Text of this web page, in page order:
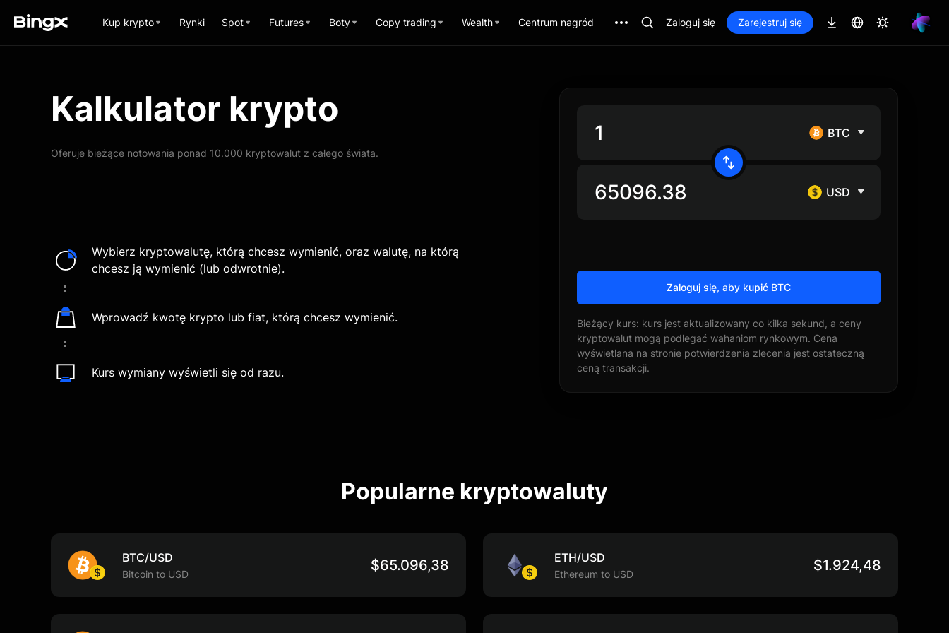
Kup krypto Rynki Spot Futures Boty Copy trading Wealth Centrum nagród Zaloguj się Zarejestruj się
Kalkulator krypto
Oferuje bieżące notowania ponad 10.000 kryptowalut z całego świata.
Wybierz kryptowalutę, którą chcesz wymienić, oraz walutę, na którą
chcesz ją wymienić (lub odwrotnie).
Wprowadź kwotę krypto lub fiat, którą chcesz wymienić.
Kurs wymiany wyświetli się od razu.
BTC
USD
Zaloguj się, aby kupić BTC
Bieżący kurs: kurs jest aktualizowany co kilka sekund, a ceny
kryptowalut mogą podlegać wahaniom rynkowym. Cena
wyświetlana na stronie potwierdzenia zlecenia jest ostateczną
ceną transakcji.
Popularne kryptowaluty
BTC/USD
Bitcoin to USD $65.096,38 ETH/USD
Ethereum to USD $1.924,48